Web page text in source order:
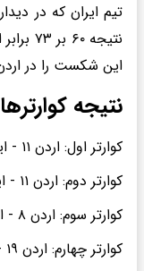
تیم ایران که در
این شکست را در
نتیجه
کوارتر اول: اردن ۱۱ - ایران ۱۷
کوارتر دوم: اردن ۱۱ - ایران ۱۲
کوارتر سوم: اردن ۸ - ایران ۲۳
کوارتر چهارم: اردن ۱۹ - ایران ۱۵